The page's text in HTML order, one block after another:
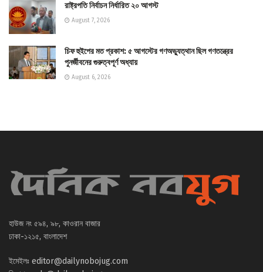
রাষ্ট্রপতি নির্বাচন নির্ধারিত ২০ আগস্ট
August 7, 2026
চিফ হুইপের মত প্রকাশ: ৫ আগস্টের গণঅভ্যুত্থান ছিল গণতন্ত্রের
পুনর্জীবনের গুরুত্বপূর্ণ অধ্যায়
August 6, 2026
হাউজ নং ৫৯৪, ৯৮, কাওরান বাজার
ঢাকা-১২১৫, বাংলাদেশ
ইমেইলঃ editor@dailynobojug.com